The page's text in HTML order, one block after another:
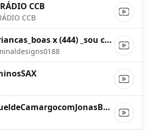
CCB
CCB
As_criancas_boas x (444) _sou crianca senhor (Mashup)
SamueldeCamargocomJonasBenichioeGauchitodoAcordeon